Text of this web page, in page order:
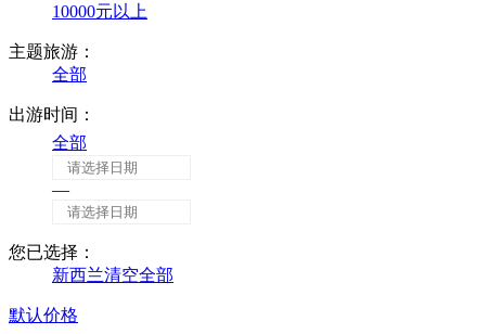
10000元以上
主题旅游：
全部
出游时间：
全部
—
您已选择：
新西兰清空全部
默认价格